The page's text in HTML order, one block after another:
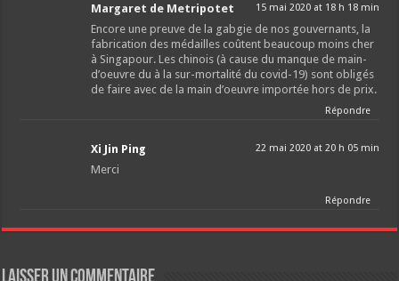
Margaret de Metripotet 15 mai 2020 at 18 h 18 min
Encore une preuve de la gabgie de nos gouvernants, la
fabrication des médailles coûtent beaucoup moins cher
à Singapour. Les chinois (à cause du manque de main-
d’oeuvre du à la sur-mortalité du covid-19) sont obligés
de faire avec de la main d’oeuvre importée hors de prix.
Répondre
Xi Jin Ping 22 mai 2020 at 20 h 05 min
Merci
Répondre